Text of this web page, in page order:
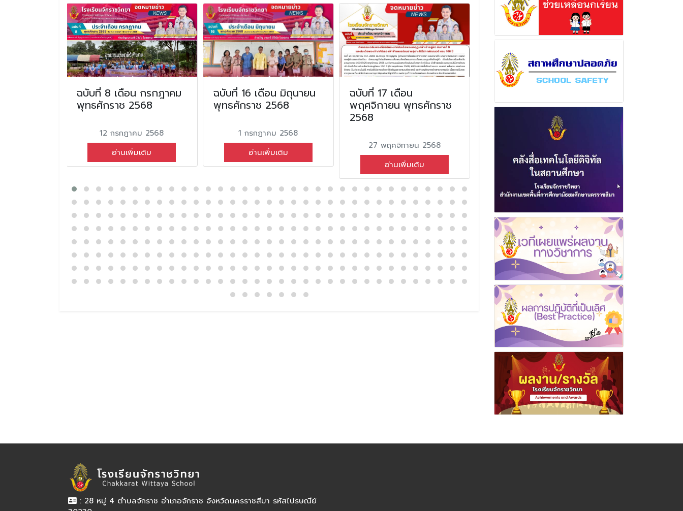
ฉบับที่ 8 เดือน กรกฎาคม
พุทธศักราช 2568
12 กรกฎาคม 2568
อ่านเพิ่มเติม
ฉบับที่ 16 เดือน มิถุนายน
พุทธศักราช 2568
1 กรกฎาคม 2568
อ่านเพิ่มเติม
ฉบับที่ 17 เดือน
พฤศจิกายน พุทธศักราช
2568
27 พฤศจิกายน 2568
อ่านเพิ่มเติม
พุทธศักราช 2566
27 ธันวาคม 2566
อ่านเพิ่มเติม
พุทธศักราช
: 28 หมู่ 4 ตำบลจักราช อำเภอจักราช จังหวัดนครราชสีมา รหัสไปรษณีย์